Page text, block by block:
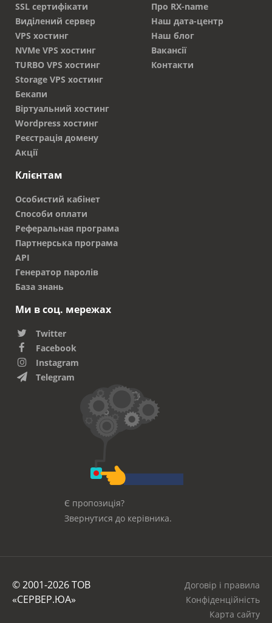
SSL сертифікати
Виділений сервер
VPS хостинг
NVMe VPS хостинг
TURBO VPS хостинг
Storage VPS хостинг
Бекапи
Віртуальний хостинг
Wordpress хостинг
Реєстрація домену
Акції
Про RX-name
Наш дата-центр
Наш блог
Вакансії
Контакти
Клієнтам
Особистий кабінет
Способи оплати
Реферальная програма
Партнерська програма
API
Генератор паролів
База знань
Ми в соц. мережах
Twitter
Facebook
Instagram
Telegram
Є пропозиція?
Звернутися до керівника.
© 2001-2026 ТОВ
«СЕРВЕР.ЮА»
Договір і правила
Конфіденційність
Карта сайту